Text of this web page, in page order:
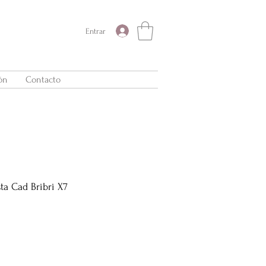
Entrar
Contacto
Cad Bribri X7